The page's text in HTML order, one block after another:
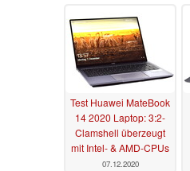
Test Huawei MateBook
14 2020 Laptop: 3:2-
Clamshell überzeugt
mit Intel- & AMD-CPUs
07.12.2020